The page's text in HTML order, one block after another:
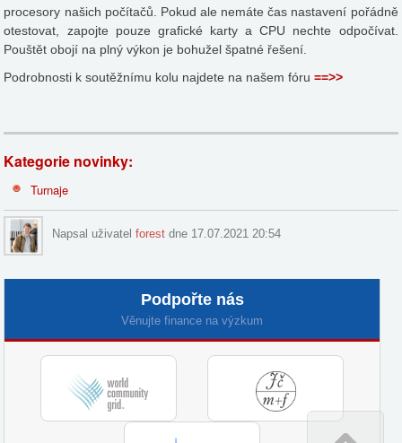
procesory našich počítačů. Pokud ale nemáte čas nastavení pořádně
otestovat, zapojte pouze grafické karty a CPU nechte odpočívat.
Pouštět obojí na plný výkon je bohužel špatné řešení.
Podrobnosti k soutěžnímu kolu najdete na našem fóru==>>
Kategorie novinky:
Turnaje
Napsal uživatelforest dne 17.07.2021 20:54
Podpořte nás
Věnujte finance na výzkum